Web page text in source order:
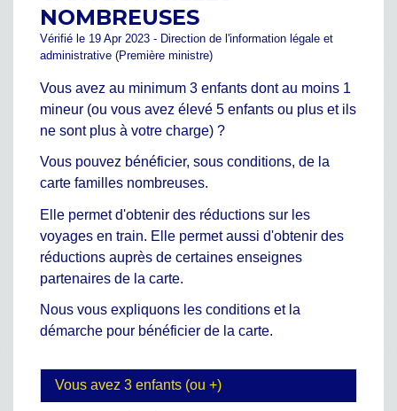
NOMBREUSES
Vérifié le 19 Apr 2023 - Direction de l'information légale et
administrative (Première ministre)
Vous avez au minimum 3 enfants dont au moins 1
mineur (ou vous avez élevé 5 enfants ou plus et ils
ne sont plus à votre charge) ?
Vous pouvez bénéficier, sous conditions, de la
carte familles nombreuses.
Elle permet d'obtenir des réductions sur les
voyages en train. Elle permet aussi d'obtenir des
réductions auprès de certaines enseignes
partenaires de la carte.
Nous vous expliquons les conditions et la
démarche pour bénéficier de la carte.
Vous avez 3 enfants (ou +)